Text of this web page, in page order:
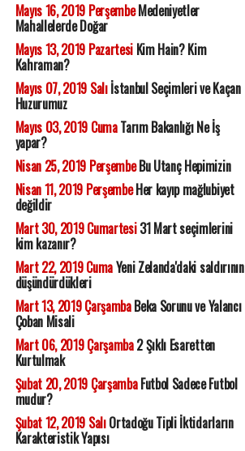
Mayıs 16, 2019 PerşembeMedeniyetler
Mahallelerde Doğar
Mayıs 13, 2019 PazartesiKim Hain? Kim
Kahraman?
Mayıs 07, 2019 Salıİstanbul Seçimleri ve Kaçan
Huzurumuz
Mayıs 03, 2019 CumaTarım Bakanlığı Ne İş
yapar?
Nisan 25, 2019 PerşembeBu Utanç Hepimizin
Nisan 11, 2019 PerşembeHer kayıp mağlubiyet
değildir
Mart 30, 2019 Cumartesi31 Mart seçimlerini
kim kazanır?
Mart 22, 2019 CumaYeni Zelanda'daki saldırının
düşündürdükleri
Mart 13, 2019 ÇarşambaBeka Sorunu ve Yalancı
Çoban Misali
Mart 06, 2019 Çarşamba2 Şıklı Esaretten
Kurtulmak
Şubat 20, 2019 ÇarşambaFutbol Sadece Futbol
mudur?
Şubat 12, 2019 SalıOrtadoğu Tipli İktidarların
Karakteristik Yapısı